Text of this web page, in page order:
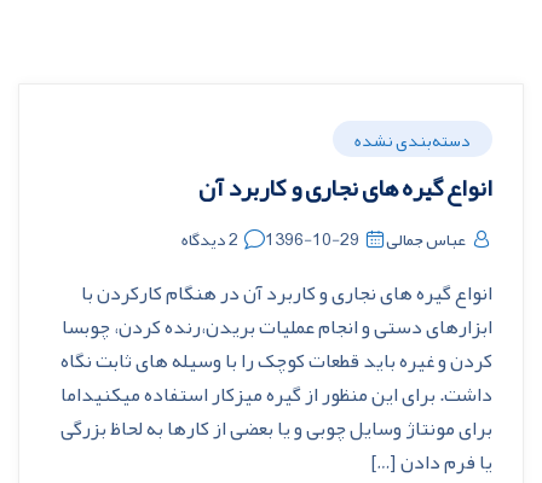
دسته‌بندی نشده
انواع گیره های نجاری و کاربرد آن
عباس جمالی 1396-10-29 2 دیدگاه
انواع گیره های نجاری و کاربرد آن در هنگام کارکردن با
ابزارهاى دستى و انجام عمليات بريدن،رنده کردن، چوبسا
کردن و غيره بايد قطعات کوچک را با وسيله هاى ثابت نگاه
داشت. براى اين منظور از گيره ميزکار استفاده میکنيداما
برای مونتاژ وسایل چوبی و یا بعضى از کارها به لحاظ بزرگى
يا فرم دادن […]